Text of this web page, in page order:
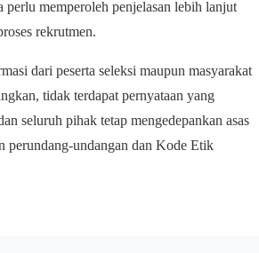
memperoleh penjelasan lebih lanjut
rekrutmen.
dari peserta seleksi maupun masyarakat
tidak terdapat pernyataan yang
seluruh pihak tetap mengedepankan asas
perundang-undangan dan Kode Etik